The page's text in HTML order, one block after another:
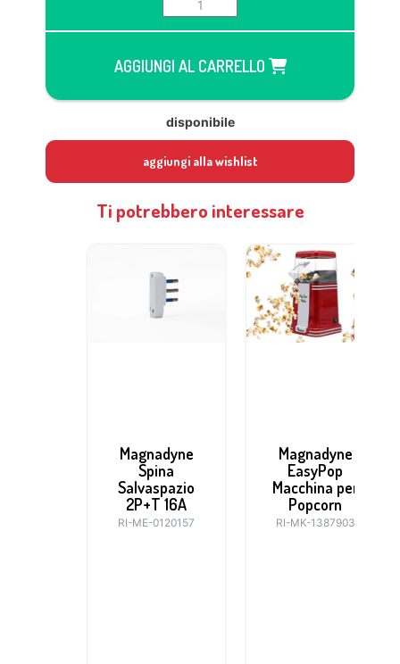
AGGIUNGI AL CARRELLO
disponibile
aggiungi alla wishlist
Ti potrebbero interessare
Magnadyne
Spina
Salvaspazio
2P+T 16A
RI-ME-0120157
Magnadyne
EasyPop
Macchina per
Popcorn
RI-MK-1387903